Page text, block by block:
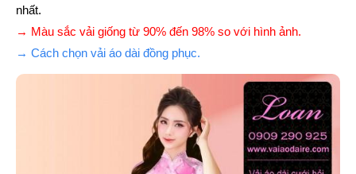
nhất.
→ Màu sắc vải giống từ 90% đến 98% so với hình ảnh.
→ Cách chọn vải áo dài đồng phục.